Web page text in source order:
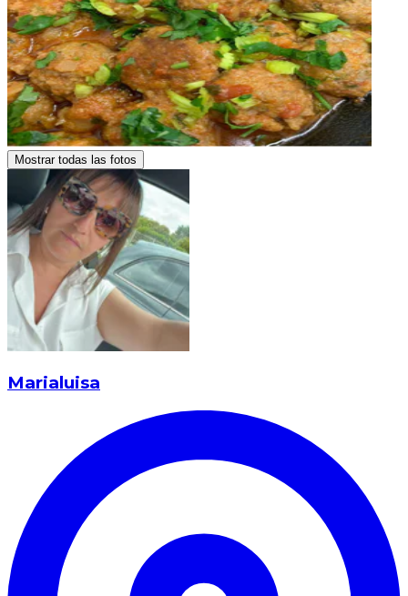
Mostrar todas las fotos
Marialuisa